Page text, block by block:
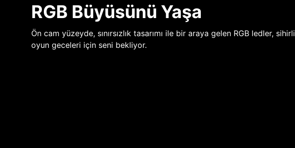
RGB Büyüsünü Yaşa
Ön cam yüzeyde, sınırsızlık tasarımı ile bir araya gelen RGB ledler, sihirli
oyun geceleri için seni bekliyor.